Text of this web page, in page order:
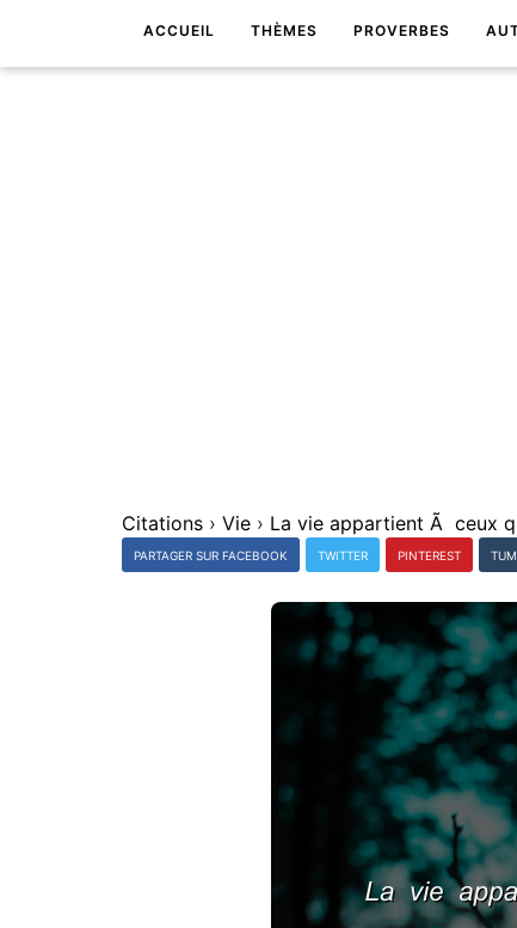
ACCUEIL THÈMES PROVERBES
Citations › Vie ›
PARTAGER SUR FACEBOOK TWITTER PINTEREST